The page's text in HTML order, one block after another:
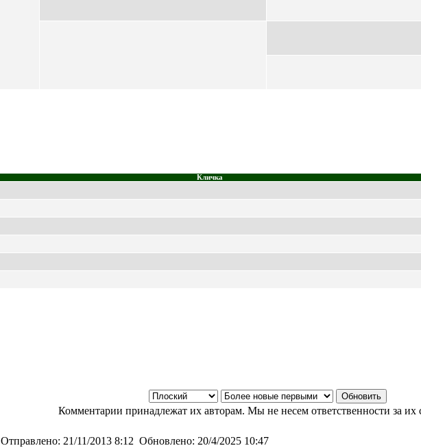
Кличка
Комментарии принадлежат их авторам. Мы не несем ответственности за их
Отправлено: 21/11/2013 8:12 Обновлено: 20/4/2025 10:47